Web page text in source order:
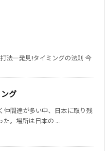
法―発見!タイミングの法則 今
グ
仲間達が多い中、日本に取り残
た。場所は日本の ...